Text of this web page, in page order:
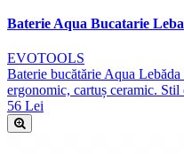
Baterie Aqua Bucatarie
EVOTOOLS
Baterie bucătărie Aqua
ergonomic, cartuș ceramic.
56 Lei